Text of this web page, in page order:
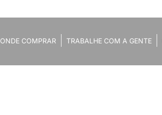
ONDE COMPRAR TRABALHE COM A GENTE